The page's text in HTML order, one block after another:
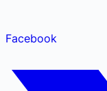
Facebook